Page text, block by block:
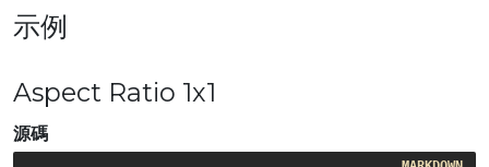
示例
Aspect Ratio 1x1
源碼